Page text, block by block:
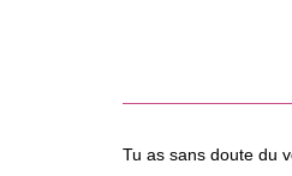
Tu as sans doute du